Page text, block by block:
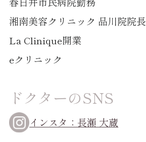
湘南美容クリニック 品川院院長
La Clinique開業
eクリニック
ドクターのSNS
インスタ：長瀬 大蔵